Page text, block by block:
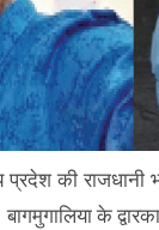
प्रदेश की राजधानी
के